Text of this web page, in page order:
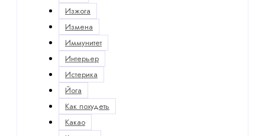
Изжога
Измена
Иммунитет
Интерьер
Истерика
Йога
Как похудеть
Какао